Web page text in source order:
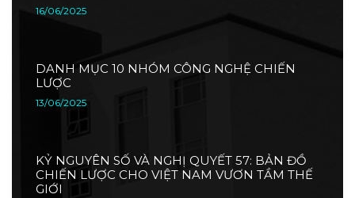
16/06/2025
DANH MỤC 10 NHÓM CÔNG NGHỆ CHIẾN
LƯỢC
13/06/2025
KỶ NGUYÊN SỐ VÀ NGHỊ QUYẾT 57: BẢN ĐỒ
CHIẾN LƯỢC CHO VIỆT NAM VƯƠN TẦM THẾ
GIỚI